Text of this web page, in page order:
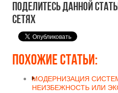
Поделитесь данной
сетях
Похожие статьи:
МОДЕРНИЗАЦИЯ
НЕИЗБЕЖНОСТЬ ИЛИ